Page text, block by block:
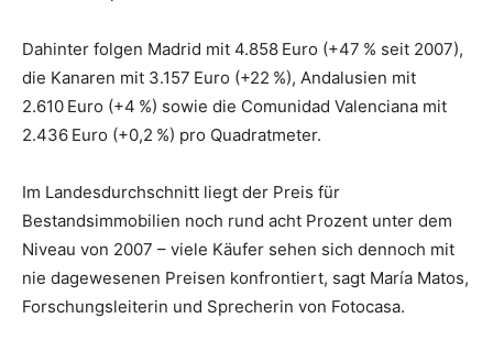
Dahinter folgen Madrid mit 4.858 Euro (+47 % seit 2007),
die Kanaren mit 3.157 Euro (+22 %), Andalusien mit
2.610 Euro (+4 %) sowie die Comunidad Valenciana mit
2.436 Euro (+0,2 %) pro Quadratmeter.
Im Landesdurchschnitt liegt der Preis für
Bestandsimmobilien noch rund acht Prozent unter dem
Niveau von 2007 – viele Käufer sehen sich dennoch mit
nie dagewesenen Preisen konfrontiert, sagt María Matos,
Forschungsleiterin und Sprecherin von Fotocasa.